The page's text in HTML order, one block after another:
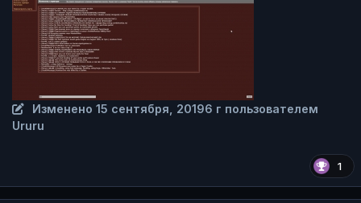
Изменено15 сентября, 20196 г пользователем
Ururu
1